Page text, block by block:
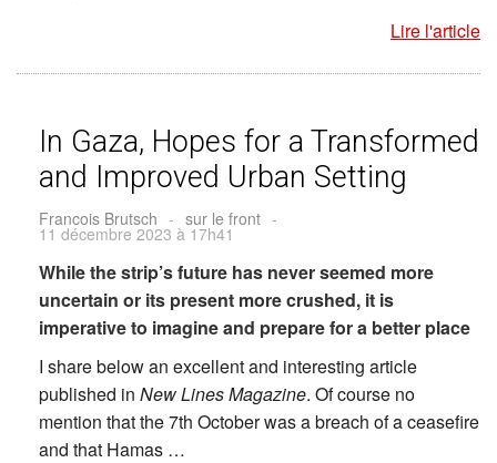
Lire l'article
In Gaza, Hopes for a Transformed
and Improved Urban Setting
Francois Brutsch - sur le front -
11 décembre 2023 à 17h41
While the strip’s future has never seemed more
uncertain or its present more crushed, it is
imperative to imagine and prepare for a better place
I share below an excellent and interesting article
published in New Lines Magazine. Of course no
mention that the 7th October was a breach of a ceasefire
and that Hamas …